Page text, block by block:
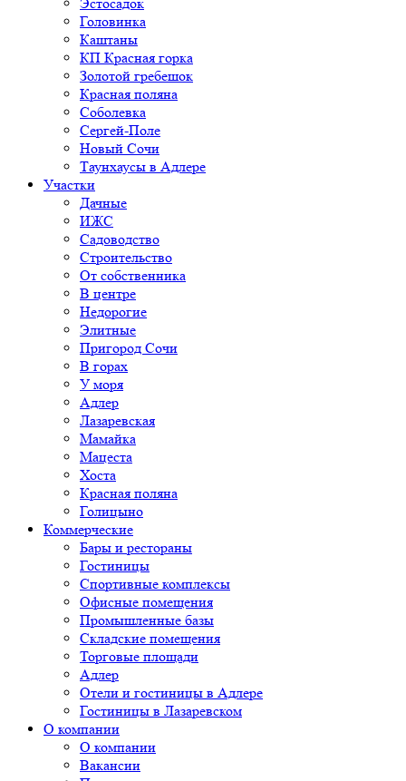
Головинка
Каштаны
КП Красная горка
Золотой гребешок
Красная поляна
Соболевка
Сергей-Поле
Новый Сочи
Таунхаусы в Адлере
Участки
Дачные
ИЖС
Садоводство
Строительство
От собственника
В центре
Недорогие
Элитные
Пригород Сочи
В горах
У моря
Адлер
Лазаревская
Мамайка
Мацеста
Хоста
Красная поляна
Голицыно
Коммерческие
Бары и рестораны
Гостиницы
Спортивные комплексы
Офисные помещения
Промышленные базы
Складские помещения
Торговые площади
Адлер
Отели и гостиницы в Адлере
Гостиницы в Лазаревском
О компании
О компании
Вакансии